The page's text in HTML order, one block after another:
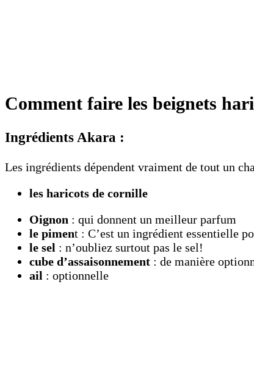
Comment faire les beignets
Ingrédients Akara :
Les ingrédients dépendent vraiment de tout un
les haricots de cornille
Oignon : qui donnent un meilleur parfum
le piment : C’est un ingrédient essentielle
le sel : n’oubliez surtout pas le sel!
cube d’assaisonnement : de manière
ail : optionnelle